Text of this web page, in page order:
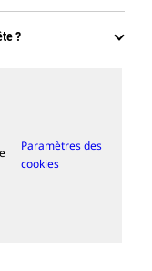
?
Paramètres des
cookies